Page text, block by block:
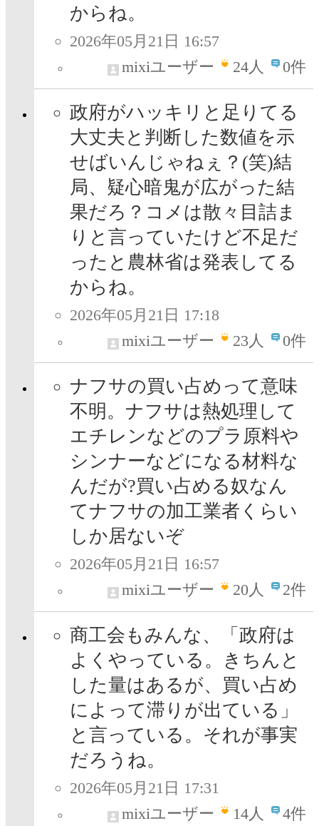
からね。
2026年05月21日 16:57
mixiユーザー
24人 0件
政府がハッキリと足りてる
大丈夫と判断した数値を示
せばいんじゃねぇ？(笑)結
局、疑心暗鬼が広がった結
果だろ？コメは散々目詰ま
りと言っていたけど不足だ
ったと農林省は発表してる
からね。
2026年05月21日 17:18
mixiユーザー
23人 0件
ナフサの買い占めって意味
不明。ナフサは熱処理して
エチレンなどのプラ原料や
シンナーなどになる材料な
んだが?買い占める奴なん
てナフサの加工業者くらい
しか居ないぞ
2026年05月21日 16:57
mixiユーザー
20人 2件
商工会もみんな、「政府は
よくやっている。きちんと
した量はあるが、買い占め
によって滞りが出ている」
と言っている。それが事実
だろうね。
2026年05月21日 17:31
mixiユーザー
14人 4件